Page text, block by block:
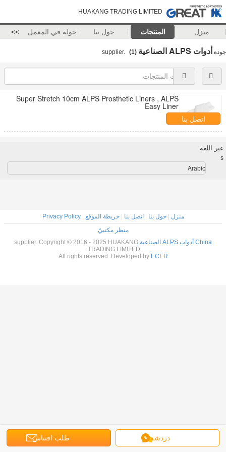
HUAKANG TRADING LIMITED
منزل المنتجات حول بنا جولة في المعمل >>
جودة أدوات ALPS الصناعية (1)
Super Stretch 10cm ALPS Prosthetic Liners , ALPS
Easy Liner
اتصل بنا
دردشة طلب اقتباس
غير اللغة
s
Arabic
منزل |حول بنا اتصل بنا |خريطة الموقع |
Privacy Policy
منظر مكتبيّ
China أدوات ALPS الصناعية
supplier. Copyright © 2016 - 2025 HUAKANG
TRADING LIMITED.
All rights reserved. Developed by ECER